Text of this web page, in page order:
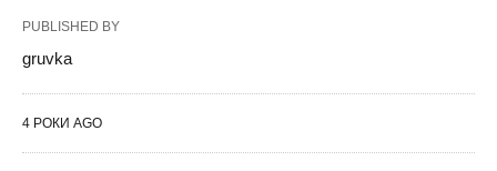
PUBLISHED BY
gruvka
4 РОКИ AGO